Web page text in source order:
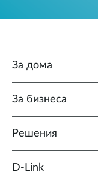
За дома
За бизнеса
Решения
D‑Link